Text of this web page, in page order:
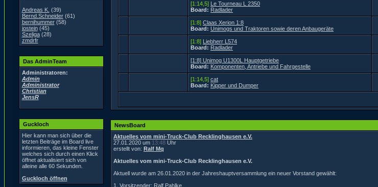
Andreas K. (39)
Bernd.Schneider(61)
bernihummer(58)
jostein(45)
Szeliga(28)
zmdrfr
Das AdminTeam
Administratoren:
Admin
Administrator
Christian
JensR
Guckloch
Hier kann man sich über die
letzten Beiträge im Board live
informieren, das kleine Fenster
welches sich durch einen Klick
öffnet aktualisiert sich von
alleine alle 60 Sekunden.
Guckloch öffnen
[1:14,5] Le Tourneau L 2350
Board: Radlader
[1:8] Claas Xerion 1:8
Board: Unimogs und Traktoren sowie deren Anbaugeräte
[1:8] Liebherr L574
Board: Radlader
[1:8] Unimog U1300L Hauptgetriebe
Board: Komponenten, Antriebe und Fahrgestelle
[1:14,5] cat
Board: Kipper und Dumper
NewsBoard
Aktuelles vom mini-Truck-Club Recklinghausen e.V.
27.01.2020 um 13:48 Uhr
erstellt von: Ralf Mq
Aktuelles vom mini-Truck-Club Recklinghausen e.V.
Aktuell wurde am 26.01.2020 in der Jahreshauptversammlung ein neuer Vorstand gewählt:
1. Vorsitzender: Ralf Pahlke